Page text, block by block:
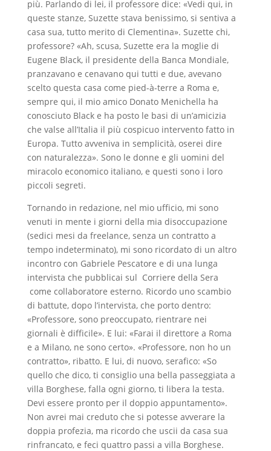
più. Parlando di lei, il professore dice: «Vedi qui, in
queste stanze, Suzette stava benissimo, si sentiva a
casa sua, tutto merito di Clementina». Suzette chi,
professore? «Ah, scusa, Suzette era la moglie di
Eugene Black, il presidente della Banca Mondiale,
pranzavano e cenavano qui tutti e due, avevano
scelto questa casa come pied-à-terre a Roma e,
sempre qui, il mio amico Donato Menichella ha
conosciuto Black e ha posto le basi di un’amicizia
che valse all’Italia il più cospicuo intervento fatto in
Europa. Tutto avveniva in semplicità, oserei dire
con naturalezza». Sono le donne e gli uomini del
miracolo economico italiano, e questi sono i loro
piccoli segreti.
Tornando in redazione, nel mio ufficio, mi sono
venuti in mente i giorni della mia disoccupazione
(sedici mesi da freelance, senza un contratto a
tempo indeterminato), mi sono ricordato di un altro
incontro con Gabriele Pescatore e di una lunga
intervista che pubblicai sul Corriere della Sera
come collaboratore esterno. Ricordo uno scambio
di battute, dopo l’intervista, che porto dentro:
«Professore, sono preoccupato, rientrare nei
giornali è difficile». E lui: «Farai il direttore a Roma
e a Milano, ne sono certo». «Professore, non ho un
contratto», ribatto. E lui, di nuovo, serafico: «So
quello che dico, ti consiglio una bella passeggiata a
villa Borghese, falla ogni giorno, ti libera la testa.
Devi essere pronto per il doppio appuntamento».
Non avrei mai creduto che si potesse avverare la
doppia profezia, ma ricordo che uscii da casa sua
rinfrancato, e feci quattro passi a villa Borghese.